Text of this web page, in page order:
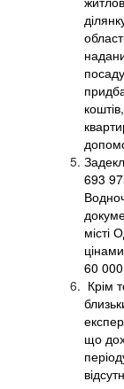
693
місті
60
Крім
що